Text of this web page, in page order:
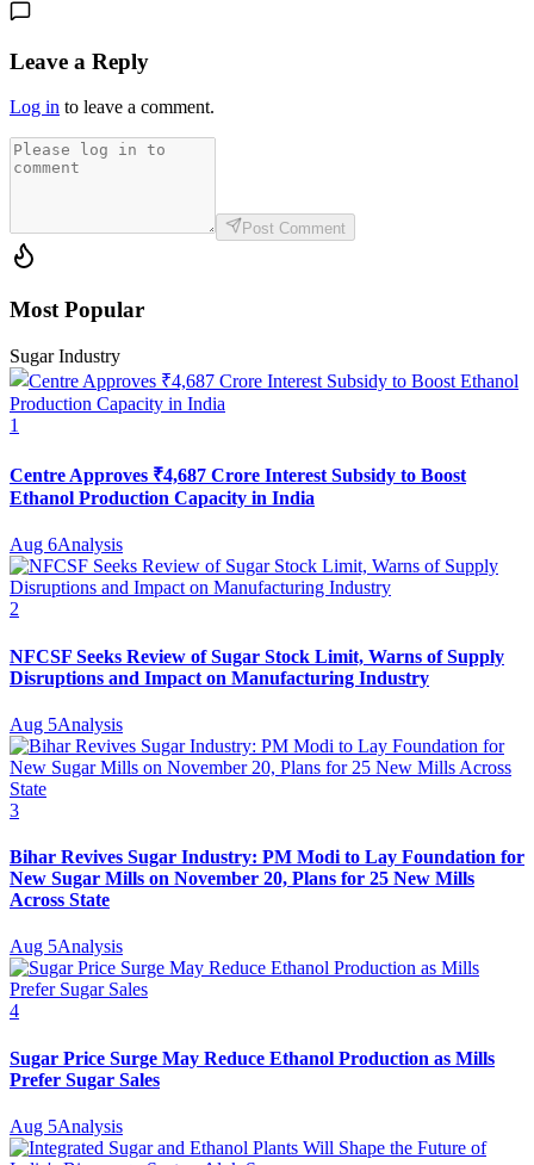
Leave a Reply
Log in to leave a comment.
Post Comment
Most Popular
Sugar Industry
1
Centre Approves ₹4,687 Crore Interest Subsidy to Boost
Ethanol Production Capacity in India
Aug 6Analysis
2
NFCSF Seeks Review of Sugar Stock Limit, Warns of Supply
Disruptions and Impact on Manufacturing Industry
Aug 5Analysis
3
Bihar Revives Sugar Industry: PM Modi to Lay Foundation for
New Sugar Mills on November 20, Plans for 25 New Mills
Across State
Aug 5Analysis
4
Sugar Price Surge May Reduce Ethanol Production as Mills
Prefer Sugar Sales
Aug 5Analysis